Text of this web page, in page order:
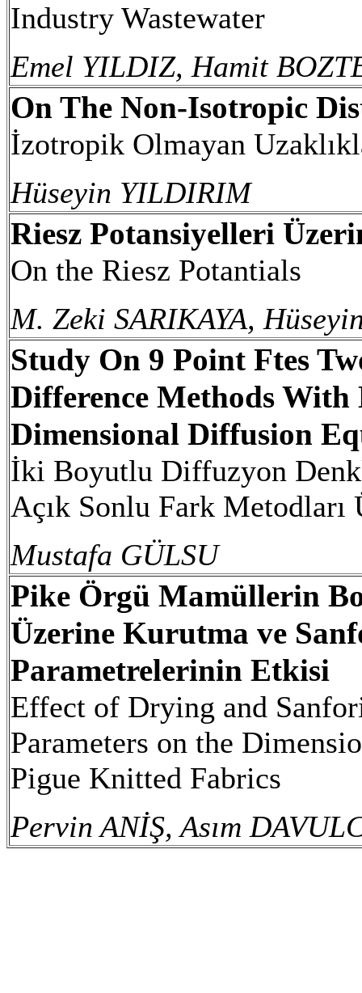
Industry Wastewater
Emel YILDIZ, Hamit
On The Non-Isotropic
İzotropik Olmayan
Hüseyin YILDIRIM
Riesz Potansiyelleri
On the Riesz Potantials
M. Zeki SARIKAYA,
Study On 9 Point Ftes
Difference Methods
Dimensional Diffusion
İki Boyutlu Diffuzyon
Açık Sonlu Fark Metodları
Mustafa GÜLSU
Pike Örgü Mamüllerin
Üzerine Kurutma ve
Parametrelerinin Etkisi
Effect of Drying and
Parameters on the
Pigue Knitted Fabrics
Pervin ANİŞ, Asım